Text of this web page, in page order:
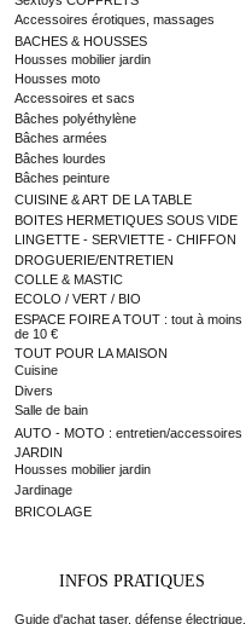
Accessoires érotiques, massages
BACHES & HOUSSES
Housses mobilier jardin
Housses moto
Accessoires et sacs
Bâches polyéthylène
Bâches armées
Bâches lourdes
Bâches peinture
CUISINE & ART DE LA TABLE
BOITES HERMETIQUES SOUS VIDE
LINGETTE - SERVIETTE - CHIFFON
DROGUERIE/ENTRETIEN
COLLE & MASTIC
ECOLO / VERT / BIO
ESPACE FOIRE A TOUT : tout à moins
de 10 €
TOUT POUR LA MAISON
Cuisine
Divers
Salle de bain
AUTO - MOTO : entretien/accessoires
JARDIN
Housses mobilier jardin
Jardinage
BRICOLAGE
INFOS PRATIQUES
Guide d'achat taser, défense électrique,